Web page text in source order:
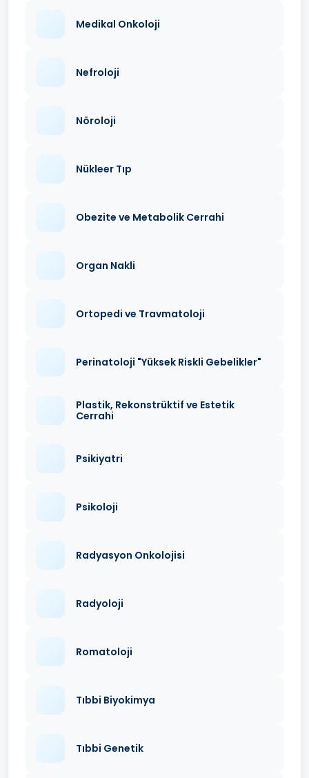
Medikal Onkoloji
Nefroloji
Nöroloji
Nükleer Tıp
Obezite ve Metabolik Cerrahi
Organ Nakli
Ortopedi ve Travmatoloji
Perinatoloji "Yüksek Riskli Gebelikler"
Plastik, Rekonstrüktif ve Estetik
Cerrahi
Psikiyatri
Psikoloji
Radyasyon Onkolojisi
Radyoloji
Romatoloji
Tıbbi Biyokimya
Tıbbi Genetik